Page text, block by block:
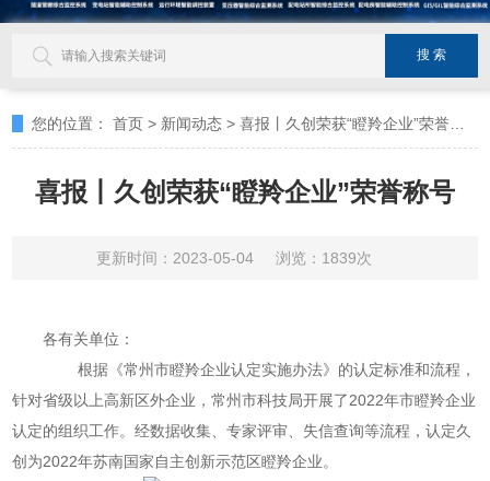
您的位置： 首页 > 新闻动态 >喜报丨久创荣获“瞪羚企业”荣誉称号
喜报丨久创荣获“瞪羚企业”荣誉称号
更新时间：2023-05-04 浏览：1839次
各有关单位：
根据《常州市瞪羚企业认定实施办法》的认定标准和流程，
针对省级以上高新区外企业，常州市科技局开展了2022年市瞪羚企业
认定的组织工作。经数据收集、专家评审、失信查询等流程，认定久
创为2022年苏南国家自主创新示范区瞪羚企业。